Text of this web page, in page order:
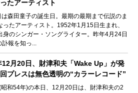
たアーティスト
森田童子の誕生日。最期の最期まで伝説のま
ったアーティスト。1952年1月15日生まれ、
身のシンガー・ソングライター。昨年4月24日
訃報を知っ...
12月20日、財津和夫「Wake Up」が発
プレスは無色透明の“カラーレコード”
和54年)の本日、12月20日は、財津和夫の2